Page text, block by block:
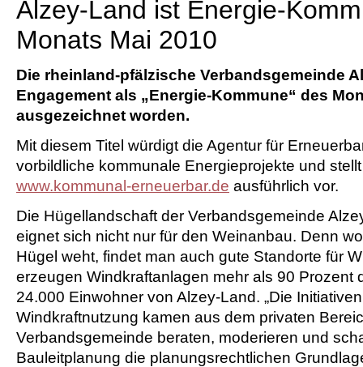
Alzey-Land ist Energie-
Monats Mai 2010
Die rheinland-pfälzische Verbandsgemeinde
Engagement als „Energie-Kommune“ des
ausgezeichnet worden.
Mit diesem Titel würdigt die Agentur für
vorbildliche kommunale Energieprojekte und
www.kommunal-erneuerbar.de ausführlich vor.
Die Hügellandschaft der Verbandsgemeinde
eignet sich nicht nur für den Weinanbau. Denn
Hügel weht, findet man auch gute Standorte für
erzeugen Windkraftanlagen mehr als 90 Prozent
24.000 Einwohner von Alzey-Land. „Die
Windkraftnutzung kamen aus dem privaten
Verbandsgemeinde beraten, moderieren und
Bauleitplanung die planungsrechtlichen